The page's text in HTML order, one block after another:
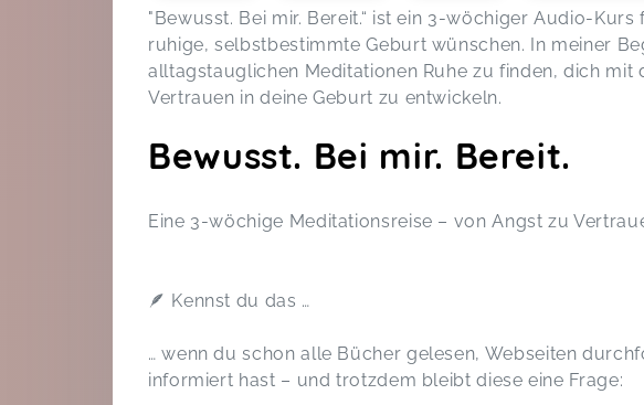
"Bewusst. Bei mir. Bereit.“ ist ein 3-wöchiger Audio-
ruhige, selbstbestimmte Geburt wünschen. In meiner
alltagstauglichen Meditationen Ruhe zu finden, dich mit
Vertrauen in deine Geburt zu entwickeln.
Bewusst. Bei mir. Bereit.
Eine 3-wöchige Meditationsreise – von Angst zu
🪶 Kennst du das …
… wenn du schon alle Bücher gelesen, Webseiten
informiert hast – und trotzdem bleibt diese eine Frage: